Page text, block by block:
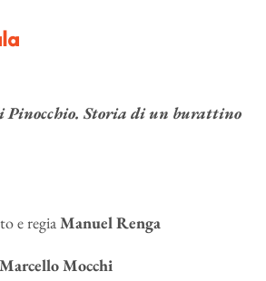
Pinocchio. Storia di un burattino
e regiaManuel Renga
Mocchi